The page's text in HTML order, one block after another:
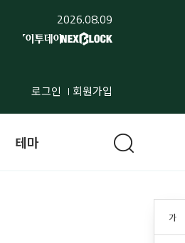
2026.08.09
로그인 회원가입
가
테마